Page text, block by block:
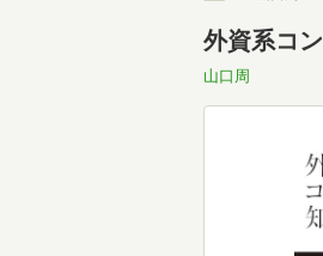
外資系コ
山口周